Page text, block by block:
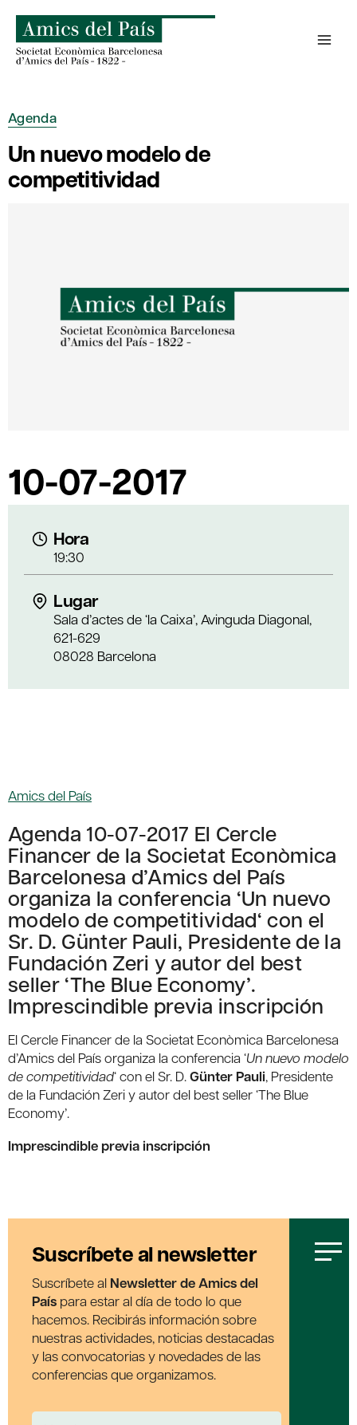
contenido
Agenda
Un nuevo modelo de
competitividad
10-07-2017
Hora
19:30
Lugar
Sala d’actes de ‘la Caixa’, Avinguda Diagonal,
621-629
08028 Barcelona
Amics del País
Agenda 10-07-2017 El Cercle
Financer de la Societat Econòmica
Barcelonesa d’Amics del País
organiza la conferencia ‘Un nuevo
modelo de competitividad‘ con el
Sr. D. Günter Pauli, Presidente de la
Fundación Zeri y autor del best
seller ‘The Blue Economy’.
Imprescindible previa inscripción
El Cercle Financer de la Societat Econòmica Barcelonesa
d’Amics del País organiza la conferencia ‘Un nuevo modelo
de competitividad‘ con el Sr. D.Günter Pauli, Presidente
de la Fundación Zeri y autor del best seller ‘The Blue
Economy’.
Imprescindible previa inscripción
Suscríbete al newsletter
Suscríbete al Newsletter de Amics del
País para estar al día de todo lo que
hacemos. Recibirás información sobre
nuestras actividades, noticias destacadas
y las convocatorias y novedades de las
conferencias que organizamos.